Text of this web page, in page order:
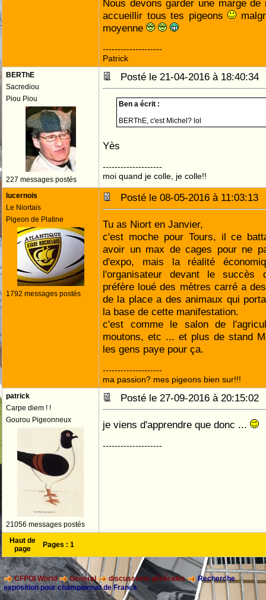
Nous devons garder une marge de
accueillir tous tes pigeons
moyenne
--------------------
Patrick
BERThE
Sacrediou
Piou Piou
227 messages postés
Posté le 21-04-2016 à
Ben a écrit :
BERThE, c'est Michel? lol
Yès
--------------------
moi quand je colle, je colle!!
lucernois
Le Niortais
Pigeon de Platine
1792 messages postés
Posté le 08-05-2016 à
Tu as Niort en Janvier,
c'est moche pour Tours, il ce
avoir un max de cages pour ne
d'expo, mais la réalité
l'organisateur devant le succès
préfère loué des mètres carré a
de la place a des animaux qui
la base de cette manifestation.
c'est comme le salon de
moutons, etc ... et plus de stand
les gens paye pour ça.
--------------------
ma passion? mes pigeons bien sur!!!
patrick
Carpe diem ! !
Gourou Pigeonneux
21056 messages postés
Posté le 27-09-2016 à
je viens d'apprendre que donc ...
--------------------
Haut de
page
Pages : 1
CFPOI World General discussions générales
Recherche
exposition pour championnat de France